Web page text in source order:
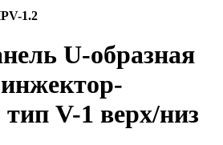
1.2
U-образная
тип V-1 верх/низ